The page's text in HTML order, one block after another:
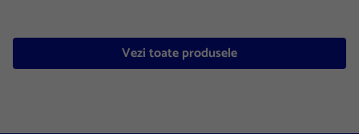
Vezi toate produsele